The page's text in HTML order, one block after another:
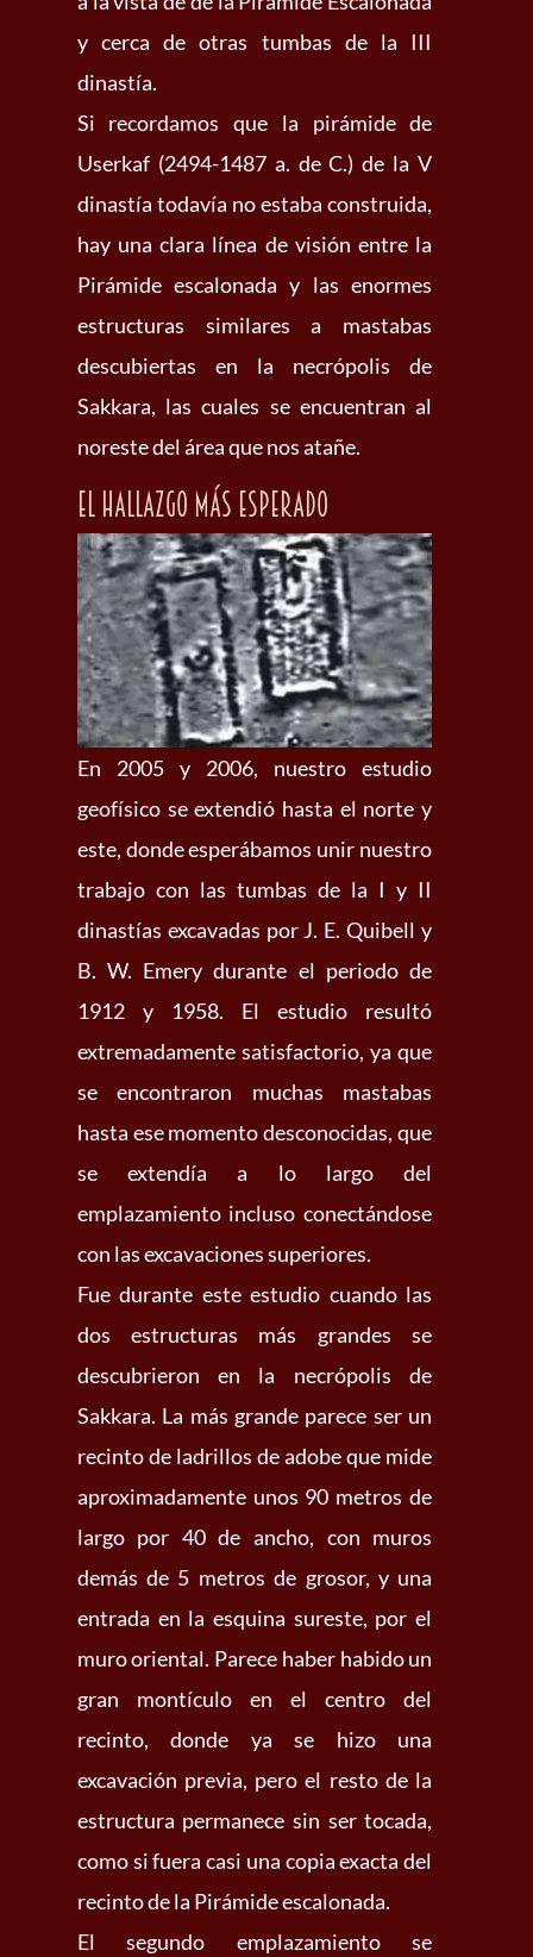
y cerca de otras tumbas de la III
dinastía.
Si recordamos que la pirámide de
Userkaf (2494-1487 a. de C.) de la V
dinastía todavía no estaba construida,
hay una clara línea de visión entre la
Pirámide escalonada y las enormes
estructuras similares a mastabas
descubiertas en la necrópolis de
Sakkara, las cuales se encuentran al
noreste del área que nos atañe.
El hallazgo más esperado
En 2005 y 2006, nuestro estudio
geofísico se extendió hasta el norte y
este, donde esperábamos unir nuestro
trabajo con las tumbas de la I y II
dinastías excavadas por J. E. Quibell y
B. W. Emery durante el periodo de
1912 y 1958. El estudio resultó
extremadamente satisfactorio, ya que
se encontraron muchas mastabas
hasta ese momento desconocidas, que
se extendía a lo largo del
emplazamiento incluso conectándose
con las excavaciones superiores.
Fue durante este estudio cuando las
dos estructuras más grandes se
descubrieron en la necrópolis de
Sakkara. La más grande parece ser un
recinto de ladrillos de adobe que mide
aproximadamente unos 90 metros de
largo por 40 de ancho, con muros
demás de 5 metros de grosor, y una
entrada en la esquina sureste, por el
muro oriental. Parece haber habido un
gran montículo en el centro del
recinto, donde ya se hizo una
excavación previa, pero el resto de la
estructura permanece sin ser tocada,
como si fuera casi una copia exacta del
recinto de la Pirámide escalonada.
El segundo emplazamiento se